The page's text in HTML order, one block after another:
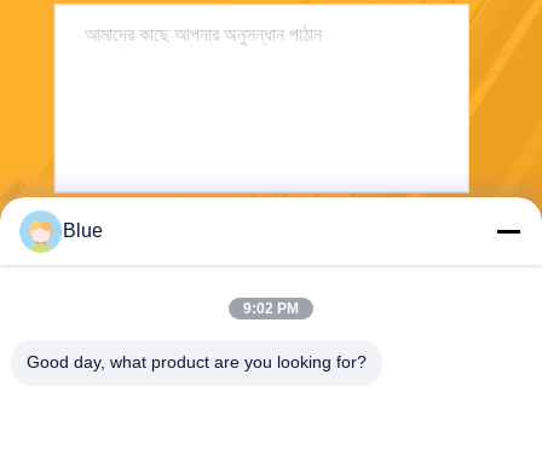
Blue
9:02 PM
Good day, what product are you looking for?